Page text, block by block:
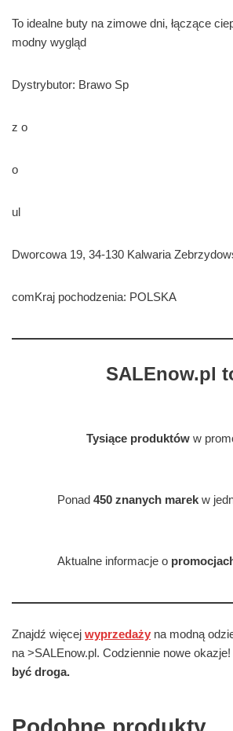
To idealne buty na zimowe dni, łączące
modny wygląd
Dystrybutor: Brawo Sp
z o
o
ul
Dworcowa 19, 34-130 Kalwaria
comKraj pochodzenia: POLSKA
SALEnow.pl
Tysiące produktów w
Ponad 450 znanych marek w
Aktualne informacje o
Znajdź więcej wyprzedaży na modną
na >SALEnow.pl. Codziennie nowe okazje!
być droga.